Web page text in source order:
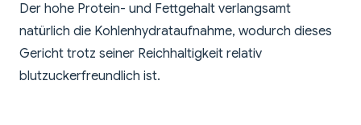
Der hohe Protein- und Fettgehalt verlangsamt
natürlich die Kohlenhydrataufnahme, wodurch dieses
Gericht trotz seiner Reichhaltigkeit relativ
blutzuckerfreundlich ist.